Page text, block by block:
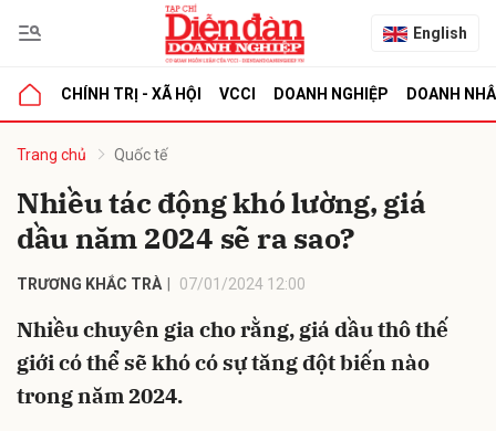
English
CHÍNH TRỊ - XÃ HỘI VCCI DOANH NGHIỆP DOANH
Trang chủ Quốc tế
Nhiều tác động khó lường, giá
dầu năm 2024 sẽ ra sao?
TRƯƠNG KHẮC TRÀ 07/01/2024 12:00
Nhiều chuyên gia cho rằng, giá dầu thô thế
giới có thể sẽ khó có sự tăng đột biến nào
trong năm 2024.
luận
Hủy